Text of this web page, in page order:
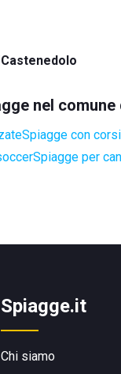
Castenedolo
nel comune
Spiagge con
Spiagge per
Spiagge.it
Chi siamo